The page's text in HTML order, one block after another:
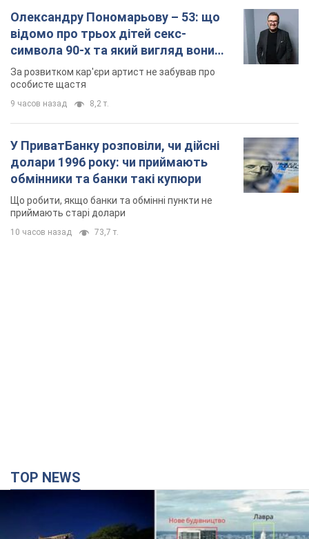
Олександру Пономарьову – 53: що
відомо про трьох дітей секс-
символа 90-х та який вигляд вони
мають
За розвитком кар'єри артист не забував про
особисте щастя
9 часов назад 8,2 т.
У ПриватБанку розповіли, чи дійсні
долари 1996 року: чи приймають
обмінники та банки такі купюри
Що робити, якщо банки та обмінні пункти не
приймають старі долари
10 часов назад 73,7 т.
TOP NEWS